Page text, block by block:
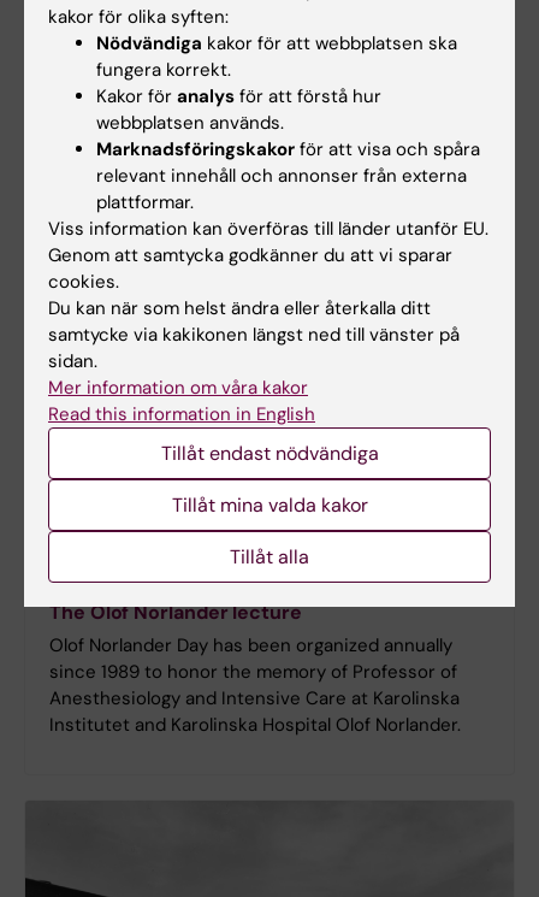
Ulf von Euler föreläsningen
Ulf von Euler föreläsningen är en officiell årlig
föreläsning vid Karolinska Institutet som instiftades
på initiativ av von Eulers tidigare studenter, efter
hans bortgång 1983.
The Olof Norlander lecture
Olof Norlander Day has been organized annually
since 1989 to honor the memory of Professor of
Anesthesiology and Intensive Care at Karolinska
Institutet and Karolinska Hospital Olof Norlander.
kakor för olika syften:
Nödvändiga kakor för att webbplatsen ska
fungera korrekt.
Kakor för analys för att förstå hur
webbplatsen används.
Marknadsföringskakor för att visa och spåra
relevant innehåll och annonser från externa
plattformar.
Viss information kan överföras till länder utanför EU.
Genom att samtycka godkänner du att vi sparar
cookies.
Du kan när som helst ändra eller återkalla ditt
samtycke via kakikonen längst ned till vänster på
sidan.
Mer information om våra kakor
Read this information in English
Tillåt endast nödvändiga
Tillåt mina valda kakor
Tillåt alla